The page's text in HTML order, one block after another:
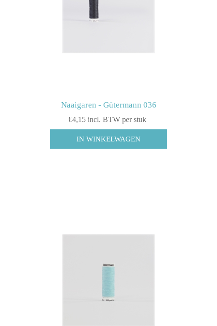
Naaigaren - Gütermann 036
€4,15 incl. BTW per stuk